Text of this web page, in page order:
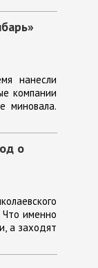
нанесли
компании
миновала.
о
именно
а заходят